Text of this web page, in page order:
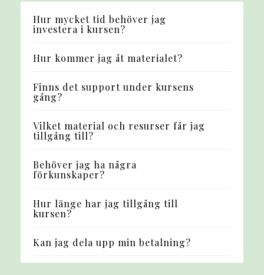
Hur mycket tid behöver jag
investera i kursen?
Hur kommer jag åt materialet?
Finns det support under kursens
gång?
Vilket material och resurser får jag
tillgång till?
Behöver jag ha några
förkunskaper?
Hur länge har jag tillgång till
kursen?
Kan jag dela upp min betalning?